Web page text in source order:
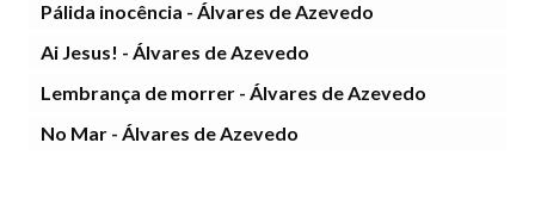
Pálida inocência - Álvares de Azevedo
Ai Jesus! - Álvares de Azevedo
Lembrança de morrer - Álvares de Azevedo
No Mar - Álvares de Azevedo